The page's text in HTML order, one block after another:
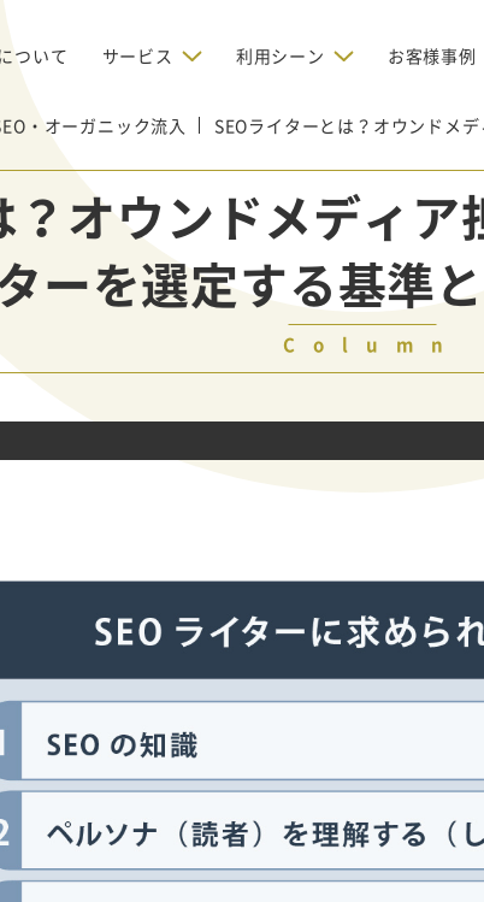
ついて サービス
ト
ツ
ー
ケ
デジタルリクルーティング
OMリクルーティン
グ
利用シーン
Webからの問い合わせを増やしたい
セミナー/ウェビナーの集客を増や
したい
BtoBのテレマーケティングで成果を
出したい
BtoBのリスティング広告で成果を上
新規
採
向け
営
お客様事例
トレーラーハウスの認知度向上と文
化形成を目指して効果的なメールマ
ガジン配信の仕組みをMAで構築
営業の
ルマー
ルな事例
・オーガニック流入 SEOライターとは？オウンドメ
オウンドメディ
ーを選定する基準
Column